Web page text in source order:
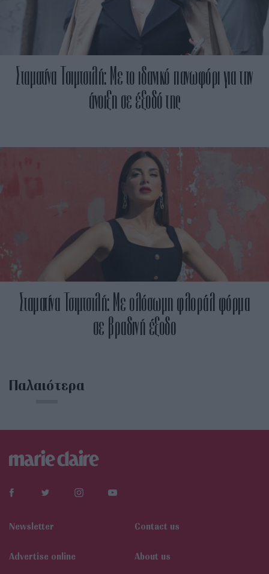
Σταματίνα Τσιμτσιλή: Με το ιδανικό πανωφόρι για την
άνοιξη σε έξοδό της
Σταματίνα Τσιμτσιλή: Με ολόσωμη φλοράλ φόρμα
σε βραδινή έξοδο
Παλαιότερα
Newsletter Contact us
Αdvertise online About us